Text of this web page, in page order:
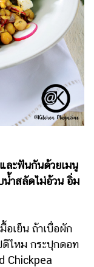
ละฟันกันด้วยเมนู
ำสลัดไม่อ้วน อิ่ม
อเย็น ถ้าเบื่อผัก
ดีไหม กระปุกดอท
Chickpea